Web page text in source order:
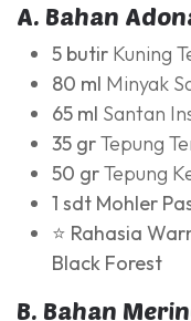
A. Bahan
5 butir Kuning
80 ml Minyak
65 ml Santan
35 grTepung
50 grTepung
1 sdt Mohler
⭐ Rahasia
Black Forest
B. Bahan